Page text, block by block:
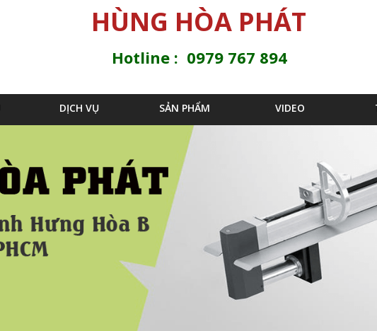
Jump to navigation
HÙNG HÒA PHÁT
Hotline : 0979 767 894
DỊCH VỤ SẢN PHẨM VIDEO